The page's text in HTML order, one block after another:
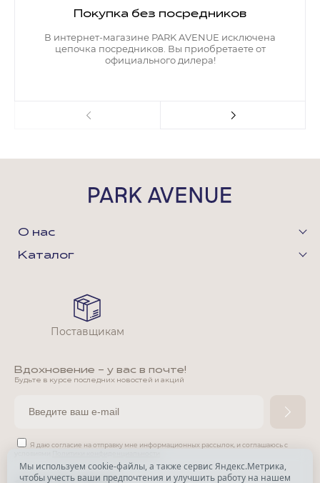
Покупка без посредников
В интернет-магазине PARK AVENUE исключена
цепочка посредников. Вы приобретаете от
официального дилера!
О нас
Каталог
Вдохновение - у вас в почте!
Будьте в курсе последних новостей и акций
Я даю согласие на отправку мне информационных рассылок, и соглашаюсь с
Поставщикам
Мы используем cookie-файлы, а также сервис Яндекс.Метрика,
чтобы учесть ваши предпочтения и улучшить работу на нашем